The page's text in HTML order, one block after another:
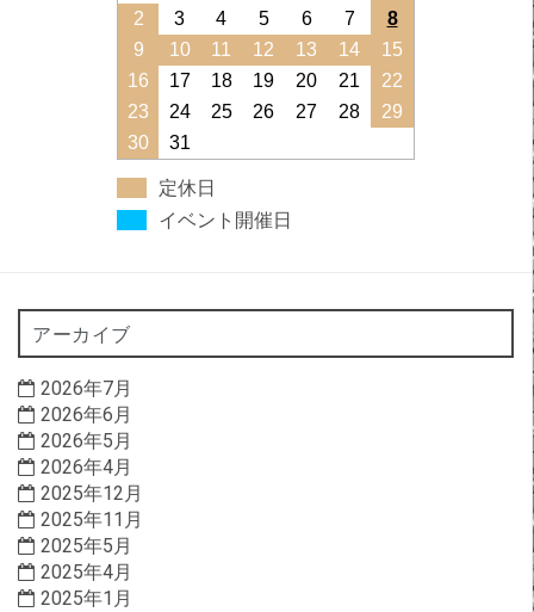
2
3 4 5 6 7
8
9
10 11 12 13 14
15
16
17 18 19 20 21
22
23
24 25 26 27 28
29
30
31
定休日
イベント開催日
アーカイブ
2026年7月
2026年6月
2026年5月
2026年4月
2025年12月
2025年11月
2025年5月
2025年4月
2025年1月